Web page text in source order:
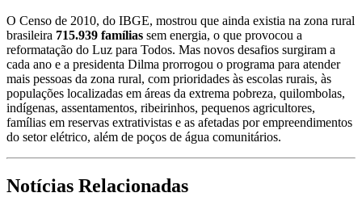
O Censo de 2010, do IBGE, mostrou que ainda existia na zona rural
brasileira 715.939 famílias sem energia, o que provocou a
reformatação do Luz para Todos. Mas novos desafios surgiram a
cada ano e a presidenta Dilma prorrogou o programa para atender
mais pessoas da zona rural, com prioridades às escolas rurais, às
populações localizadas em áreas da extrema pobreza, quilombolas,
indígenas, assentamentos, ribeirinhos, pequenos agricultores,
famílias em reservas extrativistas e as afetadas por empreendimentos
do setor elétrico, além de poços de água comunitários.
Notícias Relacionadas